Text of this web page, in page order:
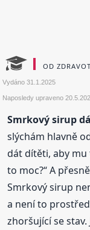
OD
Vydáno31.1.2025
Naposledy upraveno
Smrkový sirup
slýchám hlavně
dát dítěti, aby
to moc?“ A
Smrkový sirup
a není to
zhoršující se